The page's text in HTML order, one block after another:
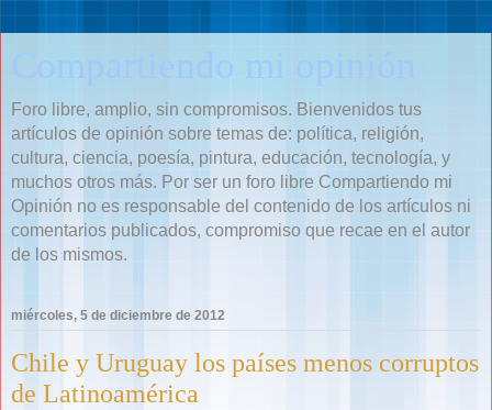
Compartiendo mi opinión
Foro libre, amplio, sin compromisos. Bienvenidos tus
artículos de opinión sobre temas de: política, religión,
cultura, ciencia, poesía, pintura, educación, tecnología, y
muchos otros más. Por ser un foro libre Compartiendo mi
Opinión no es responsable del contenido de los artículos ni
comentarios publicados, compromiso que recae en el autor
de los mismos.
miércoles, 5 de diciembre de 2012
Chile y Uruguay los países menos corruptos
de Latinoamérica